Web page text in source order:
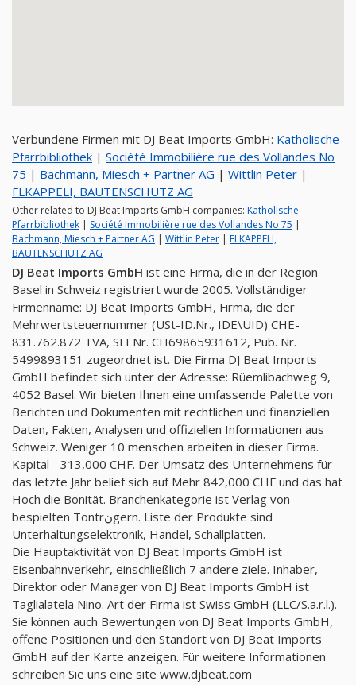
Verbundene Firmen mit DJ Beat Imports GmbH: Katholische
Pfarrbibliothek | Société Immobilière rue des Vollandes No
75 | Bachmann, Miesch + Partner AG | Wittlin Peter |
FLKAPPELI, BAUTENSCHUTZ AG
Other related to DJ Beat Imports GmbH companies: Katholische
Pfarrbibliothek | Société Immobilière rue des Vollandes No 75 |
Bachmann, Miesch + Partner AG | Wittlin Peter | FLKAPPELI,
BAUTENSCHUTZ AG
DJ Beat Imports GmbH ist eine Firma, die in der Region
Basel in Schweiz registriert wurde 2005. Vollständiger
Firmenname: DJ Beat Imports GmbH, Firma, die der
Mehrwertsteuernummer (USt-ID.Nr., IDE\UID) CHE-
831.762.872 TVA, SFI Nr. CH69865931612, Pub. Nr.
5499893151 zugeordnet ist. Die Firma DJ Beat Imports
GmbH befindet sich unter der Adresse: Rüemlibachweg 9,
4052 Basel. Wir bieten Ihnen eine umfassende Palette von
Berichten und Dokumenten mit rechtlichen und finanziellen
Daten, Fakten, Analysen und offiziellen Informationen aus
Schweiz. Weniger 10 menschen arbeiten in dieser Firma.
Kapital - 313,000 CHF. Der Umsatz des Unternehmens für
das letzte Jahr belief sich auf Mehr 842,000 CHF und das hat
Hoch die Bonität. Branchenkategorie ist Verlag von
bespielten Tontrنgern. Liste der Produkte sind
Unterhaltungselektronik, Handel, Schallplatten.
Die Hauptaktivität von DJ Beat Imports GmbH ist
Eisenbahnverkehr, einschließlich 7 andere ziele. Inhaber,
Direktor oder Manager von DJ Beat Imports GmbH ist
Taglialatela Nino. Art der Firma ist Swiss GmbH (LLC/S.a.r.l.).
Sie können auch Bewertungen von DJ Beat Imports GmbH,
offene Positionen und den Standort von DJ Beat Imports
GmbH auf der Karte anzeigen. Für weitere Informationen
schreiben Sie uns eine site www.djbeat.com